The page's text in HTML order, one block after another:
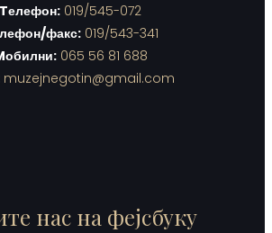
Tелефон: 019/545-072
факс: 019/543-341
065 56 81 688
muzejnegotin@gmail.com
нас на фејсбуку